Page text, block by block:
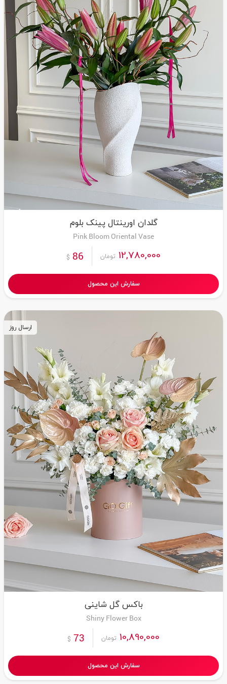
گلدان اورینتال پینک بلوم
Pink Bloom Oriental Vase
12,780,000 تومان 86
$
سفارش این محصول
باکس گل شاینی
Shiny Flower Box
10,890,000 تومان 73
$
سفارش این محصول
ارسال روز